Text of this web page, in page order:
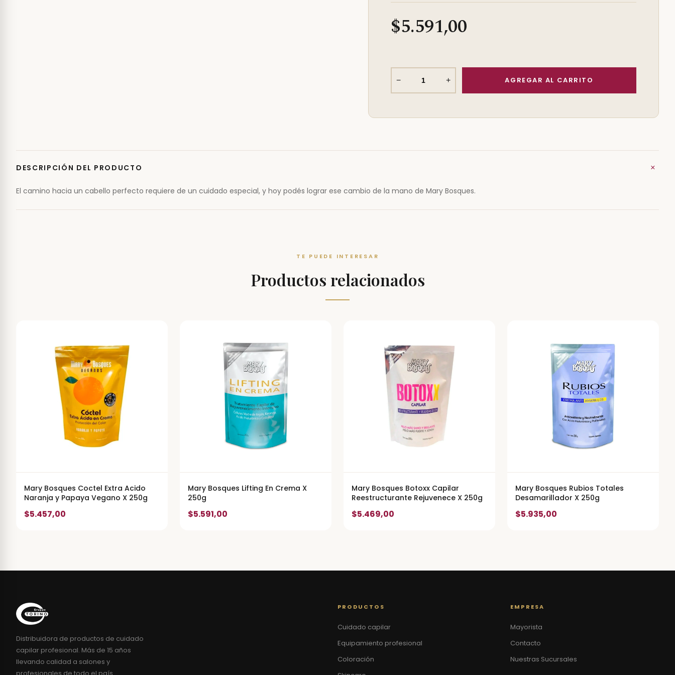
$5.591,00
− +
DESCRIPCIÓN DEL PRODUCTO +
El camino hacia un cabello perfecto requiere de un cuidado especial, y hoy podés lograr ese cambio de la mano de Mary Bosques.
TE PUEDE INTERESAR
Productos relacionados
Mary Bosques Coctel Extra Acido
Naranja y Papaya Vegano X 250g
$5.457,00
Mary Bosques Lifting En Crema X
250g
$5.591,00
Mary Bosques Botoxx Capilar
Reestructurante Rejuvenece X 250g
$5.469,00
Mary Bosques Rubios Totales
Desamarillador X 250g
$5.935,00
Distribuidora de productos de cuidado
capilar profesional. Más de 15 años
llevando calidad a salones y
PRODUCTOS
Cuidado capilar
Equipamiento profesional
Coloración
EMPRESA
Mayorista
Contacto
Nuestras Sucursales